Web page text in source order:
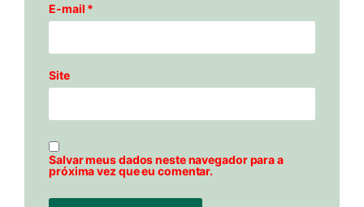
E-mail *
Site
Salvar meus dados neste navegador para a
próxima vez que eu comentar.